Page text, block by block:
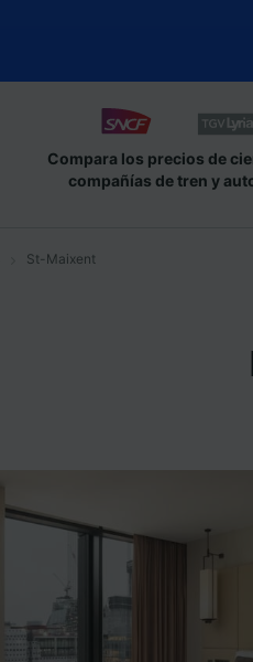
Compara los precios de
compañías de tren y
St-Maixent